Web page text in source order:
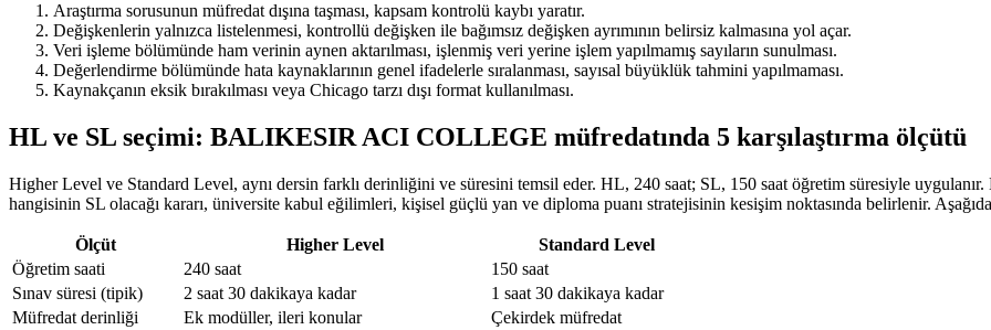
Araştırma sorusunun müfredat dışına taşması, kapsam kontrolü kaybı yaratır.
Değişkenlerin yalnızca listelenmesi, kontrollü değişken ile bağımsız değişken ayrımının belirsiz kalmasına yol açar.
Veri işleme bölümünde ham verinin aynen aktarılması, işlenmiş veri yerine işlem yapılmamış sayıların sunulması.
Değerlendirme bölümünde hata kaynaklarının genel ifadelerle sıralanması, sayısal büyüklük tahmini yapılmaması.
Kaynakçanın eksik bırakılması veya Chicago tarzı dışı format kullanılması.
HL ve SL seçimi: BALIKESIR ACI COLLEGE müfredatında 5 karşılaştırma ölçütü
Higher Level ve Standard Level, aynı dersin farklı derinliğini ve süresini temsil eder. HL, 240 saat; SL, 150 saat öğretim süresiyle
hangisinin SL olacağı kararı, üniversite kabul eğilimleri, kişisel güçlü yan ve diploma puanı stratejisinin kesişim noktasında belirlenir.
Ölçüt Higher Level
Standard Level
Öğretim saati
240 saat
150 saat
Sınav süresi (tipik)
2 saat 30 dakikaya kadar
1 saat 30 dakikaya kadar
Müfredat derinliği
Ek modüller, ileri konular
Çekirdek müfredat